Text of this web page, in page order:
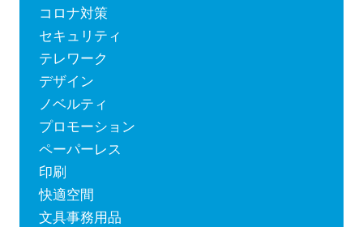
コロナ対策
セキュリティ
テレワーク
デザイン
ノベルティ
プロモーション
ペーパーレス
印刷
快適空間
文具事務用品